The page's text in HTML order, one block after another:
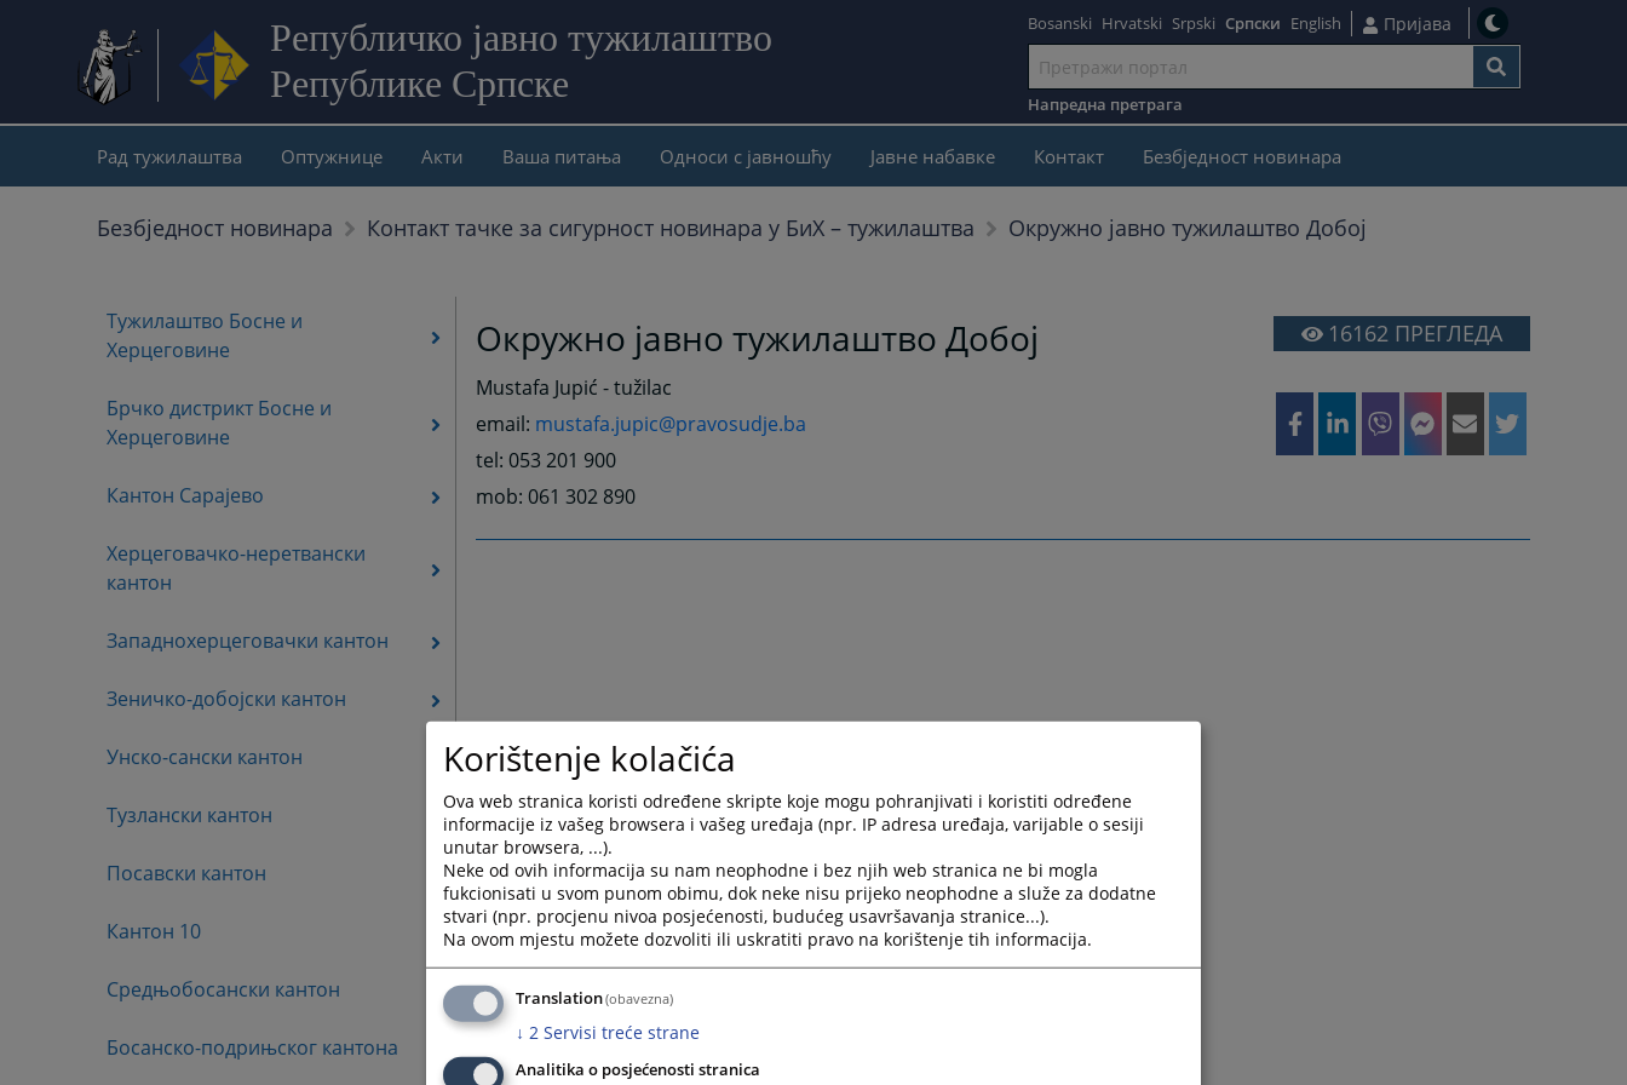
Републичко јавно тужилаштво
Републике Српске
садржај
Bosanski Hrvatski Srpski Српски English Пријава
Напредна претрага
Рад тужилаштва Оптужнице Акти Ваша питања Односи с јавношћу Јавне набавке Контакт Безбjедност новинара
Безбjедност новинара Контакт тачке за сигурност новинара у БиХ – тужилаштва Окружно јавно тужилаштво Добој
Тужилаштво Босне и
Херцеговине
Брчко дистрикт Босне и
Херцеговине
Кантон Сарајево
Херцеговачко-неретвански
кантон
Западнохерцеговачки кантон
Зеничко-добојски кантон
Унско-сански кантон
Тузлански кантон
Посавски кантон
Кантон 10
Средњобосански кантон
Босанско-подрињског кантона
Окружно јавно тужилаштво Добој
Mustafa Jupić - tužilac
email: mustafa.jupic@pravosudje.ba
tel: 053 201 900
mob: 061 302 890
16162 ПРЕГЛЕДА
Korištenje kolačića
Ova web stranica koristi određene skripte koje mogu pohranjivati i koristiti određene
informacije iz vašeg browsera i vašeg uređaja (npr. IP adresa uređaja, varijable o sesiji
unutar browsera, ...).
Neke od ovih informacija su nam neophodne i bez njih web stranica ne bi mogla
fukcionisati u svom punom obimu, dok neke nisu prijeko neophodne a služe za dodatne
stvari (npr. procjenu nivoa posjećenosti, budućeg usavršavanja stranice...).
Na ovom mjestu možete dozvoliti ili uskratiti pravo na korištenje tih informacija.
Translation(obavezna)
↓ 2 Servisi treće strane
Analitika o posjećenosti stranica